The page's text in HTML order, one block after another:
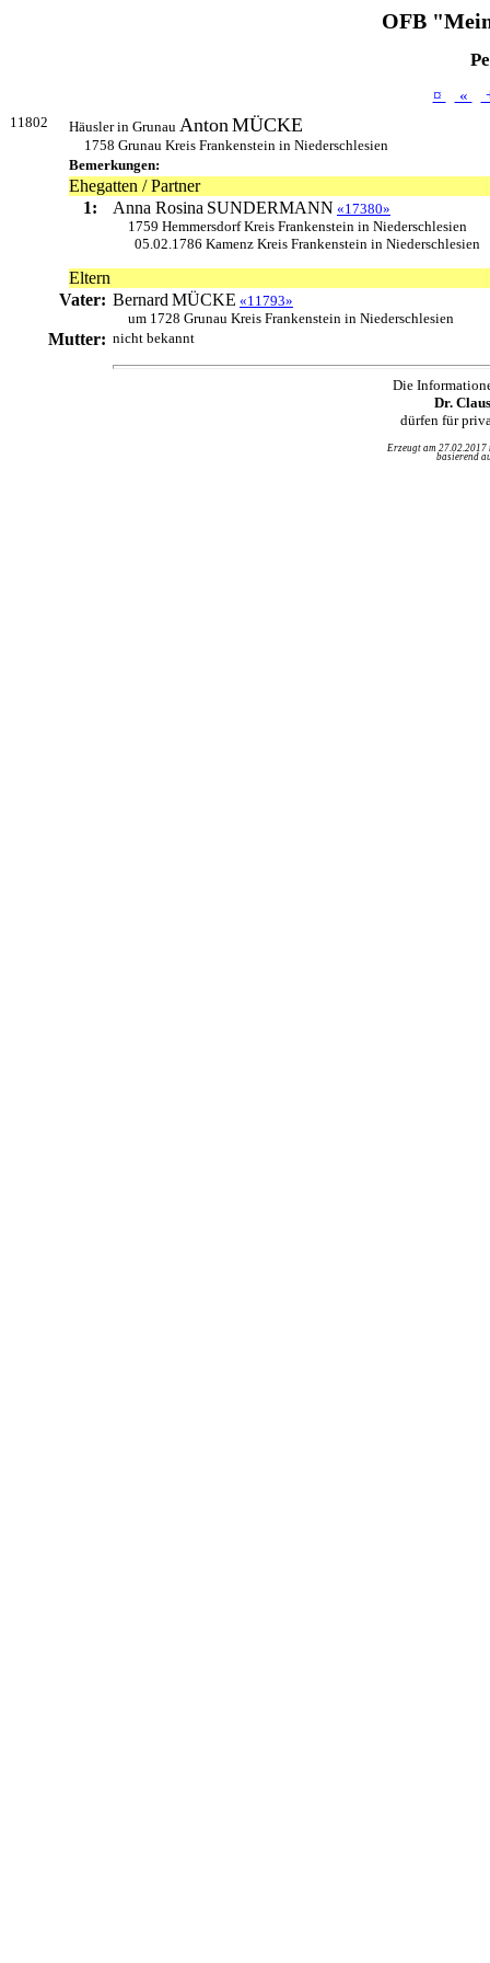
OFB
¤ «
11802 Häusler in Grunau AntonMÜCKE
1758 Grunau Kreis Frankenstein in Niederschlesien
Bemerkungen:
Ehegatten / Partner
1:
Anna Rosina SUNDERMANN «17380»
1759 Hemmersdorf Kreis Frankenstein in Niederschlesien
05.02.1786 Kamenz Kreis Frankenstein in Niederschlesien
Eltern
Vater: Bernard MÜCKE «11793»
um 1728 Grunau Kreis Frankenstein in Niederschlesien
Mutter: nicht bekannt
Die
Dr.
dürfen für
Erzeugt am
basierend